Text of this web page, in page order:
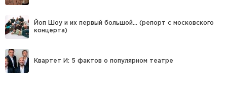
Йоп Шоу и их первый большой… (репорт с московского
концерта)
Квартет И: 5 фактов о популярном театре